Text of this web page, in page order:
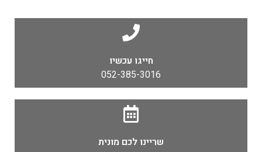
חייגו עכשיו
052-385-3016
שריינו לכם מונית